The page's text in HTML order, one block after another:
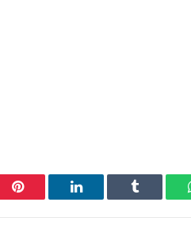
Pinterest LinkedIn Tumblr